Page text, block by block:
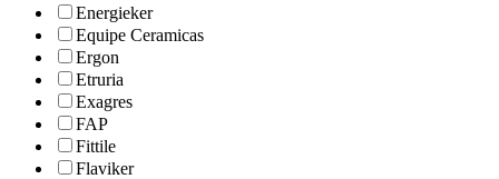
Energieker
Equipe Ceramicas
Ergon
Etruria
Exagres
FAP
Fittile
Flaviker